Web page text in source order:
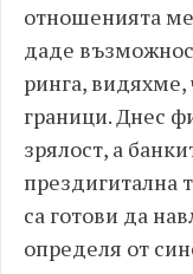
отношенията
даде
ринга, видяхме,
граници. Днес
зрялост, а
прездигитална
са готови да
определя от